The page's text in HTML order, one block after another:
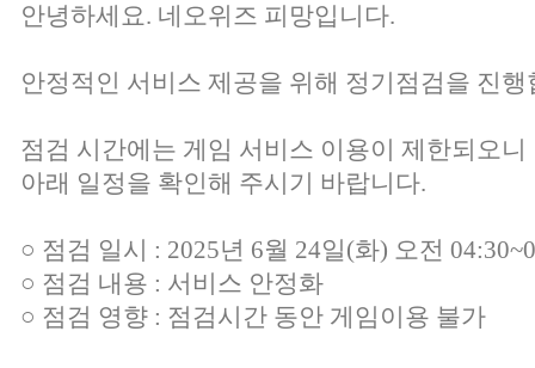
안녕하세요. 네오위즈 피망입니다.
안정적인 서비스 제공을 위해 정기점검을 진행
점검 시간에는 게임 서비스 이용이 제한되오니
아래 일정을 확인해 주시기 바랍니다.
○ 점검 일시 : 2025년 6월 24일(화) 오전
○ 점검 내용 : 서비스 안정화
○ 점검 영향 : 점검시간 동안 게임이용 불가